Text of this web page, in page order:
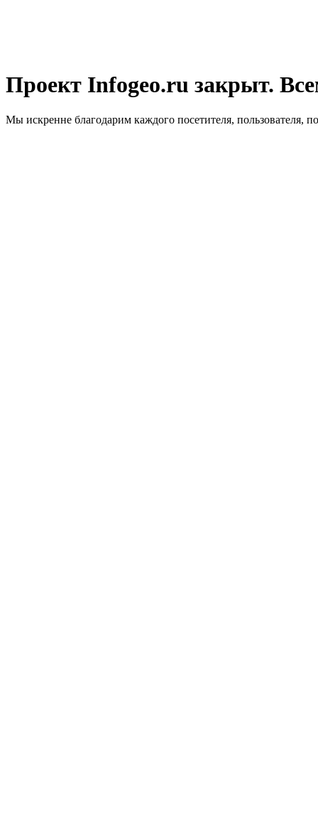
Проект Infogeo.ru закрыт.
Мы искренне благодарим каждого посетителя, пользователя,